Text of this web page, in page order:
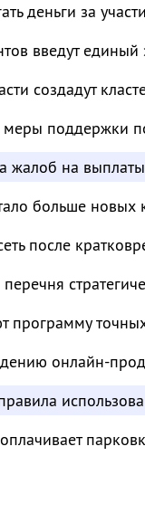
деньги за
введут
создадут
поддержки
жалоб на
больше новых
после
программу
онлайн-